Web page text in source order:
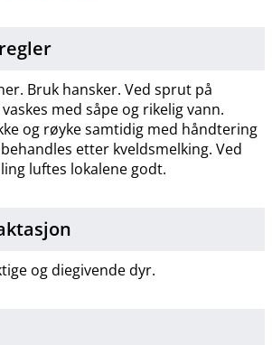
Bruk hansker. Ved sprut på
med såpe og rikelig vann.
og røyke samtidig med håndtering
etter kveldsmelking. Ved
luftes lokalene godt.
og diegivende dyr.